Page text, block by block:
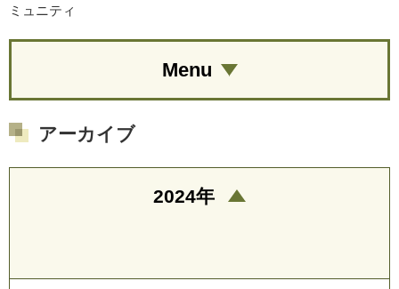
ミュニティ
Menu
アーカイブ
2024年